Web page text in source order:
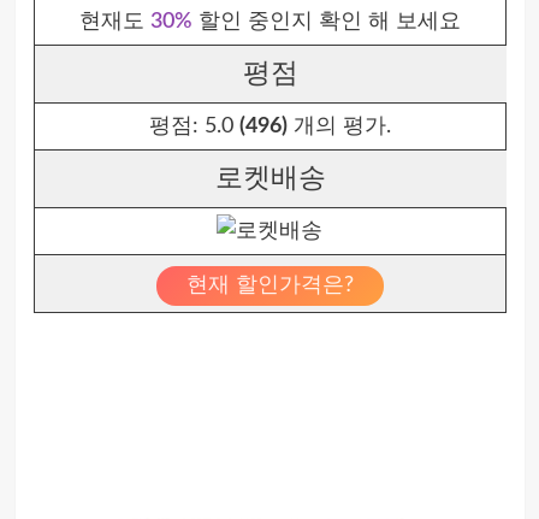
현재도 30% 할인 중인지 확인 해 보세요
평점
평점: 5.0 (496)개의 평가.
로켓배송
현재 할인가격은?